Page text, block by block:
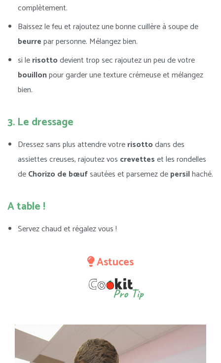
complètement.
Baissez le feu et rajoutez une bonne cuillère à soupe de
beurrepar personne. Mélangez bien.
si lerisottodevient trop sec rajoutez un peu de votre
bouillonpour garder une texture crémeuse et mélangez
bien.
3. Le dressage
Dressez sans plus attendre votrerisottodans des
assiettes creuses, rajoutez vos crevetteset les rondelles
deChorizo de bœufsautées et parsemez depersilhaché.
A table !
Servez chaud et régalez vous !
Astuces
Pro Tip